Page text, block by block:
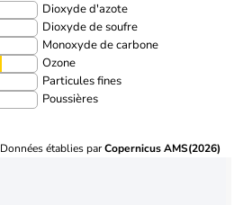
Dioxyde d'azote
Dioxyde de soufre
Monoxyde de carbone
Ozone
Particules fines
Poussières
Données établies parCopernicus AMS(2026)